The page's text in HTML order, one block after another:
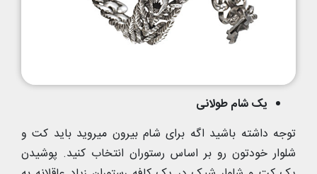
یک شام طولانی
توجه داشته باشید اگه برای شام بیرون میروید باید کت و
شلوار خودتون رو بر اساس رستوران انتخاب کنید. پوشیدن